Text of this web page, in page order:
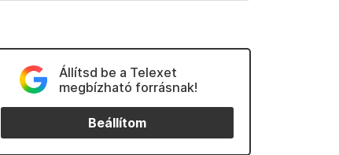
Állítsd be a Telexet
megbízható forrásnak!
Beállítom